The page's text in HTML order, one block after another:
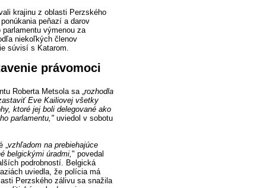
krajinu z oblasti Perzského
peňazí a darov
výmenou za
niekoľkých členov
súvisí s Katarom.
právomoci
Roberta Metsola sa „rozhodla
Eve Kailiovej všetky
ktoré jej boli delegované ako
parlamentu," uviedol v sobotu
„vzhľadom na prebiehajúce
belgickými úradmi," povedal
podrobností. Belgická
uviedla, že polícia má
Perzského zálivu sa snažila